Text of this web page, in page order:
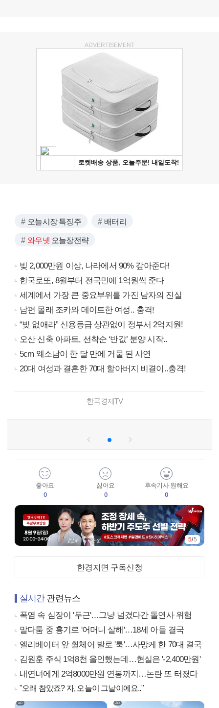
ADVERTISEMENT
오늘시장 특징주 배터리
와우넷 오늘장전략
빚 2,000만원 이상, 나라에서 90% 갚아준다!
한국로또, 8월부터 전국민에 1억원씩 준다
세계에서 가장 큰 중요부위를 가진 남자의 진실
남편 몰래 조카와 데이트한 여성.. 충격!
“빚 없애라” 신용등급 상관없이 정부서 2억지원!
오산 신축 아파트, 선착순 ‘반값’ 분양 시작..
5cm 왜소남이 한 달 만에 거물 된 사연
20대 여성과 결혼한 70대 할아버지 비결이..충격!
한국경제TV
좋아요
0
싫어요
0
후속기사 원해요
0
5/5
한경지면 구독신청
실시간관련뉴스
폭염 속 심장이 '두근'…그냥 넘겼다간 돌연사 위험
말다툼 중 흉기로 '어머니 살해'…18세 아들 결국
엘리베이터 앞 휠체어 발로 '툭'…사망케 한 70대 결국
김원훈 주식 1억8천 올인했는데…현실은 '-2,400만원'
내연녀에게 2억8000만원 연봉까지…논란 또 터졌다
"오래 참았죠? 자, 오늘이 그날이에요.."